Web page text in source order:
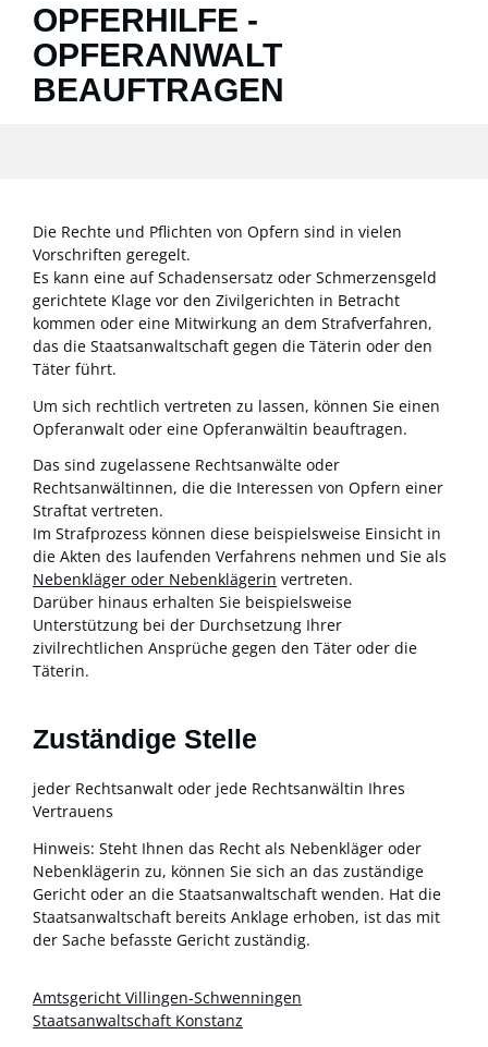
OPFERHILFE -
OPFERANWALT
BEAUFTRAGEN
Die Rechte und Pflichten von Opfern sind in vielen
Vorschriften geregelt.
Es kann eine auf Schadensersatz oder Schmerzensgeld
gerichtete Klage vor den Zivilgerichten in Betracht
kommen oder eine Mitwirkung an dem Strafverfahren,
das die Staatsanwaltschaft gegen die Täterin oder den
Täter führt.
Um sich rechtlich vertreten zu lassen, können Sie einen
Opferanwalt oder eine Opferanwältin beauftragen.
Das sind zugelassene Rechtsanwälte oder
Rechtsanwältinnen, die die Interessen von Opfern einer
Straftat vertreten.
Im Strafprozess können diese beispielsweise Einsicht in
die Akten des laufenden Verfahrens nehmen und Sie als
Nebenkläger oder Nebenklägerin vertreten.
Darüber hinaus erhalten Sie beispielsweise
Unterstützung bei der Durchsetzung Ihrer
zivilrechtlichen Ansprüche gegen den Täter oder die
Täterin.
Zuständige Stelle
jeder Rechtsanwalt oder jede Rechtsanwältin Ihres
Vertrauens
Hinweis: Steht Ihnen das Recht als Nebenkläger oder
Nebenklägerin zu, können Sie sich an das zuständige
Gericht oder an die Staatsanwaltschaft wenden. Hat die
Staatsanwaltschaft bereits Anklage erhoben, ist das mit
der Sache befasste Gericht zuständig.
Amtsgericht Villingen-Schwenningen
Staatsanwaltschaft Konstanz